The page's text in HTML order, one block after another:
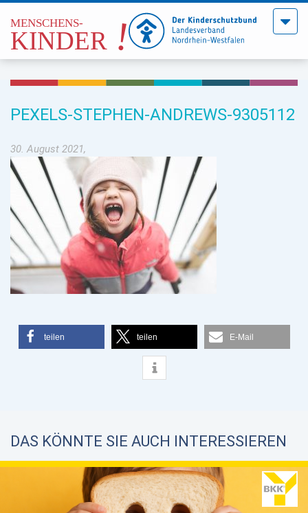
Menü
PEXELS-STEPHEN-ANDREWS-9305112
30. August 2021,
teilen teilen E-Mail
DAS KÖNNTE SIE AUCH INTERESSIEREN